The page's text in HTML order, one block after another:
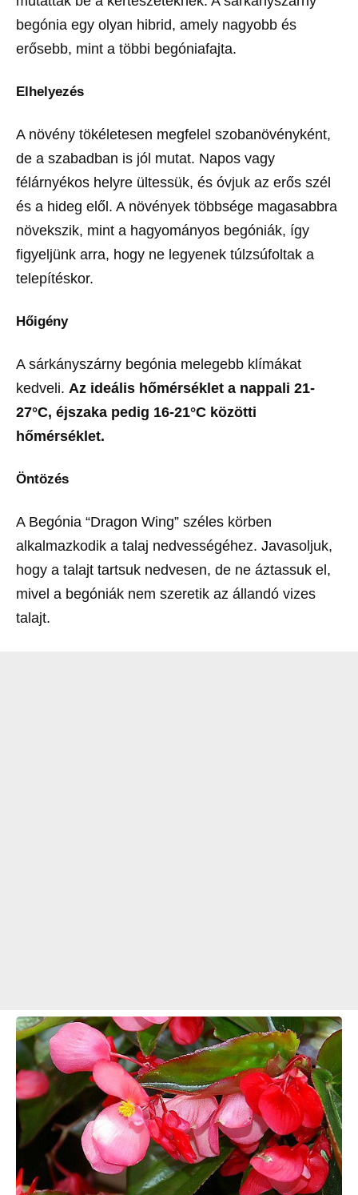
begónia egy olyan hibrid, amely nagyobb és
erősebb, mint a többi begóniafajta.
Elhelyezés
A növény tökéletesen megfelel szobanövényként,
de a szabadban is jól mutat. Napos vagy
félárnyékos helyre ültessük, és óvjuk az erős szél
és a hideg elől. A növények többsége magasabbra
növekszik, mint a hagyományos begóniák, így
figyeljünk arra, hogy ne legyenek túlzsúfoltak a
telepítéskor.
Hőigény
A sárkányszárny begónia melegebb klímákat
kedveli. Az ideális hőmérséklet a nappali 21-
27°C, éjszaka pedig 16-21°C közötti
hőmérséklet.
Öntözés
A Begónia “Dragon Wing” széles körben
alkalmazkodik a talaj nedvességéhez. Javasoljuk,
hogy a talajt tartsuk nedvesen, de ne áztassuk el,
mivel a begóniák nem szeretik az állandó vizes
talajt.